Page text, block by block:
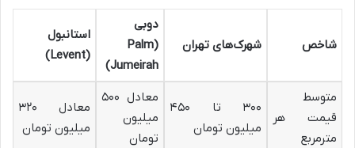
شاخص شهرک‌های تهران
دوبی
(Palm
Jumeirah)
استانبول
(Levent)
متوسط
قیمت هر
مترمربع
۳۰۰ تا ۴۵۰
میلیون تومان
معادل ۵۰۰
میلیون
تومان
معادل ۳۲۰
میلیون تومان